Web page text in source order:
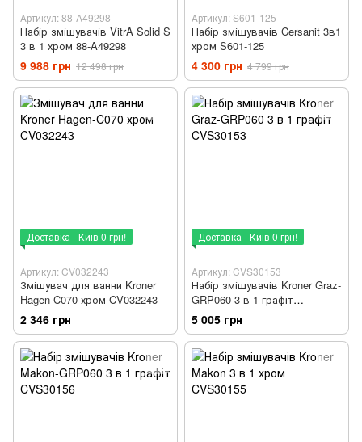
Артикул: 88-A49298
Набір змішувачів VitrA Solid S
3 в 1 хром 88-A49298
9 988 грн 12 498 грн
Артикул: S601-125
Набір змішувачів Cersanit 3в1
хром S601-125
4 300 грн 4 799 грн
Доставка - Київ 0 грн!
Артикул: CV032243
Змішувач для ванни Kroner
Hagen-C070 хром CV032243
2 346 грн
Доставка - Київ 0 грн!
Артикул: CVS30153
Набір змішувачів Kroner Graz-
GRP060 3 в 1 графіт
CVS30153
5 005 грн